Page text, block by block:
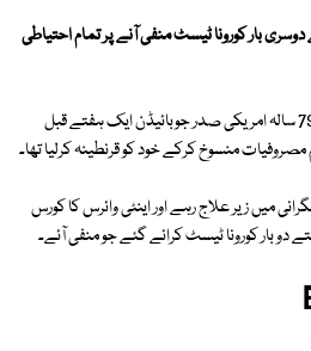
بار کورونا ٹیسٹ منفی آنے پر تمام احتیاطی
عالمی خبر رساں ادارے کے مطابق 79 سالہ امریکی صدر جوبائیڈن ایک ہفتے قبل
مصروفیات منسوخ کرکے خود کو قرنطینہ کرلیا تھا۔
میں زیر علاج رہے اور اینٹی وائرس کا کورس
بار کورونا ٹیسٹ کرائے گئے جو منفی آئے۔